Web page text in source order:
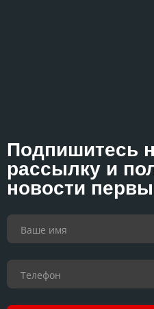
Подпишитесь
рассылку и
новости